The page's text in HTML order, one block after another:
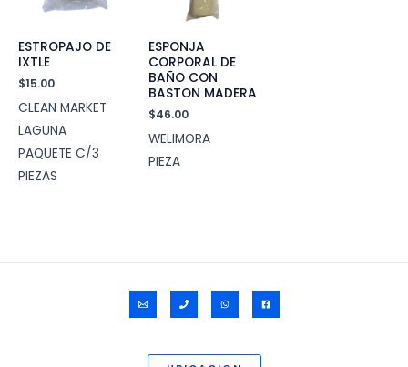
ESTROPAJO DE
IXTLE
$15.00
CLEAN MARKET
LAGUNA
PAQUETE C/3
PIEZAS
ESPONJA
CORPORAL DE
BAÑO CON
BASTON MADERA
$46.00
WELIMORA
PIEZA